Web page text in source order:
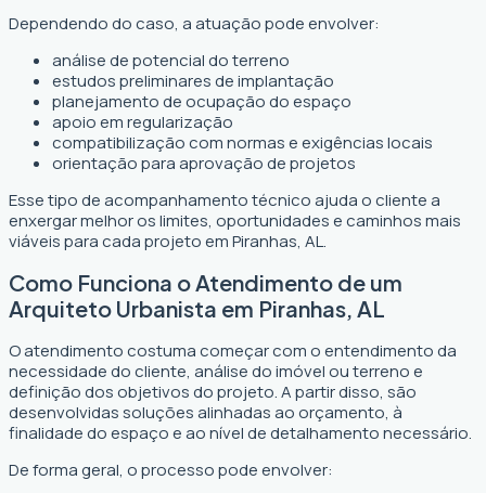
Dependendo do caso, a atuação pode envolver:
análise de potencial do terreno
estudos preliminares de implantação
planejamento de ocupação do espaço
apoio em regularização
compatibilização com normas e exigências locais
orientação para aprovação de projetos
Esse tipo de acompanhamento técnico ajuda o cliente a
enxergar melhor os limites, oportunidades e caminhos mais
viáveis para cada projeto em Piranhas, AL.
Como Funciona o Atendimento de um
Arquiteto Urbanista em Piranhas, AL
O atendimento costuma começar com o entendimento da
necessidade do cliente, análise do imóvel ou terreno e
definição dos objetivos do projeto. A partir disso, são
desenvolvidas soluções alinhadas ao orçamento, à
finalidade do espaço e ao nível de detalhamento necessário.
De forma geral, o processo pode envolver: